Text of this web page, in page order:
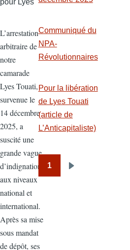
k
n
p
p
L’arrestation
arbitraire de
notre
camarade
Lyes Touati,
survenue le
14 décembre
2025, a
suscité une
grande vague
d’indignation
aux niveaux
national et
international.
Après sa mise
sous mandat
de dépôt, ses
Communiqué du
NPA-
Révolutionnaires
Pour la libération
de Lyes Touati
(article de
L’Anticapitaliste)
Pagination
1